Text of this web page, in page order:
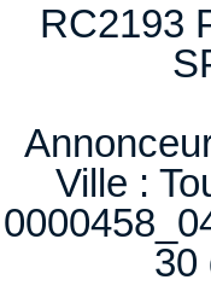
RC2193
Ville :
30